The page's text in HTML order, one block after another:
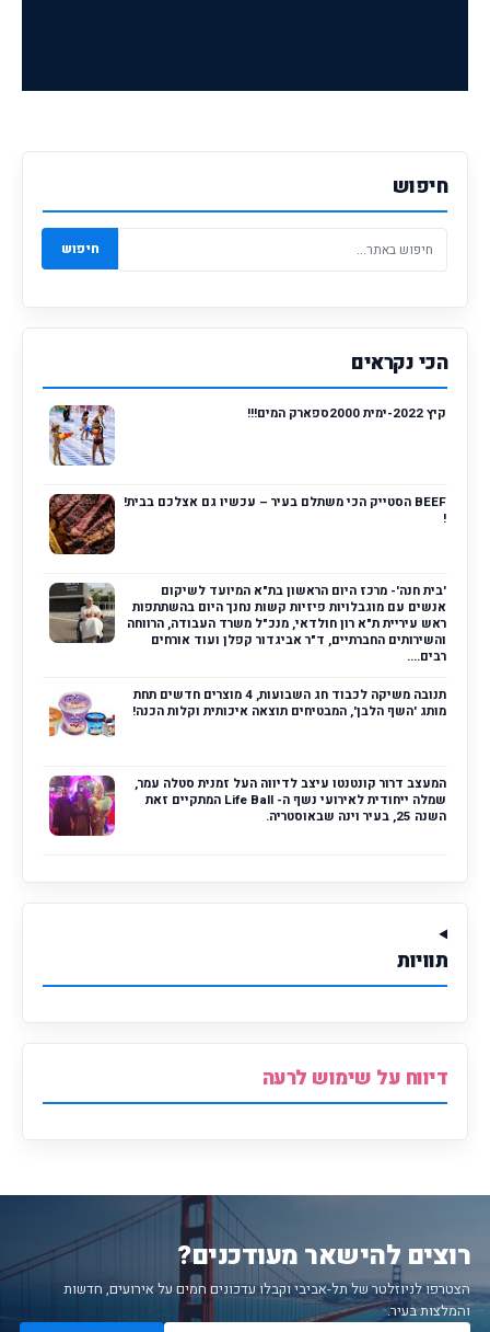
חיפוש
חיפוש
הכי נקראים
קיץ 2022-ימית 2000ספארק המים!!!
BEEF הסטייק הכי משתלם בעיר – עכשיו גם אצלכם בבית!
!
'בית חנה'- מרכז היום הראשון בת"א המיועד לשיקום
אנשים עם מוגבלויות פיזיות קשות נחנך היום בהשתתפות
ראש עיריית ת"א רון חולדאי, מנכ"ל משרד העבודה, הרווחה
והשירותים החברתיים, ד"ר אביגדור קפלן ועוד אורחים
רבים....
תנובה משיקה לכבוד חג השבועות, 4 מוצרים חדשים תחת
מותג 'השף הלבן', המבטיחים תוצאה איכותית וקלות הכנה!
המעצב דרור קונטנטו עיצב לדיווה העל זמנית סטלה עמר,
שמלה ייחודית לאירועי נשף ה- Life Ball המתקיים זאת
השנה 25, בעיר וינה שבאוסטריה.
תוויות
דיווח על שימוש לרעה
רוצים להישאר מעודכנים?
הצטרפו לניוזלטר של תל-אביבי וקבלו עדכונים חמים על אירועים, חדשות
והמלצות בעיר.